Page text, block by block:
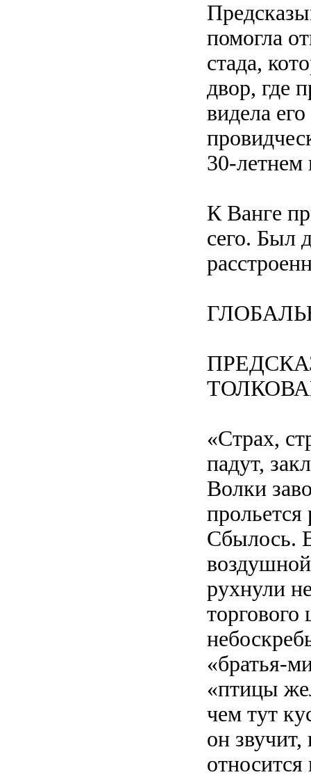
помогла
стада,
двор, где
видела
30-летнем
К Ванге
сего. Был
«Страх,
падут,
Волки
прольется
Сбылось.
рухнули
«братья-
«птицы
чем тут
он
относится